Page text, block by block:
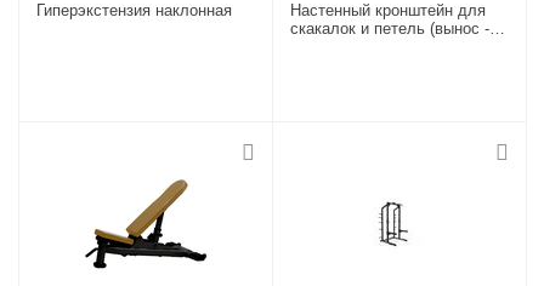
Гиперэкстензия наклонная
Настенный кронштейн для
скакалок и петель (вынос -